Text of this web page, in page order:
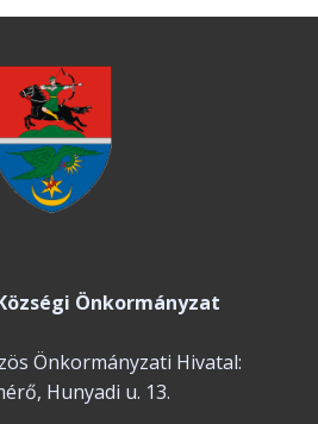
Önkormányzat
Önkormányzati Hivatal:
Hunyadi u. 13.